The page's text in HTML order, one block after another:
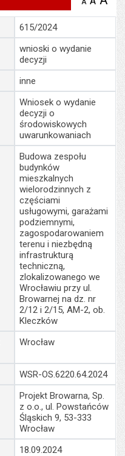
A zmniejsz
stronie
615/2024
wnioski o wydanie
decyzji
inne
Wniosek o wydanie
decyzji o
środowiskowych
uwarunkowaniach
Budowa zespołu
budynków
mieszkalnych
wielorodzinnych z
częściami
usługowymi, garażami
podziemnymi,
zagospodarowaniem
terenu i niezbędną
infrastrukturą
techniczną,
zlokalizowanego we
Wrocławiu przy ul.
Browarnej na dz. nr
2/12 i 2/15, AM-2, ob.
Kleczków
Wrocław
WSR-OS.6220.64.2024
Projekt Browarna, Sp.
z o.o., ul. Powstańców
Śląskich 9, 53-333
Wrocław
18.09.2024